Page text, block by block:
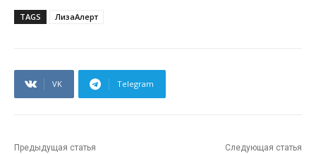
TAGS ЛизаАлерт
VK Telegram
Предыдущая статья Следующая статья